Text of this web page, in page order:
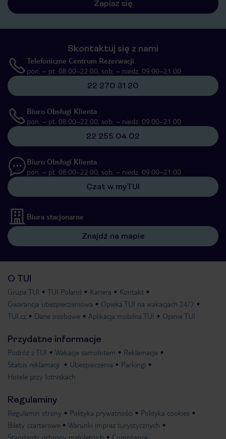
Zapisz się
Skontaktuj się z nami
Telefoniczne Centrum Rezerwacji
pon. – pt. 08:00–22:00, sob. – niedz. 09:00–21:00
22 270 31 20
Biuro Obsługi Klienta
pon. – pt. 08:00–22:00, sob. – niedz. 09:00–21:00
22 255 04 02
Biuro Obsługi Klienta
pon. – pt. 08:00–22:00, sob. – niedz. 09:00–21:00
Czat w myTUI
Biura stacjonarne
Znajdź na mapie
O TUI
Grupa TUI TUI Poland Kariera
Kontakt
Gwarancja ubezpieczeniowa
Opieka TUI na wakacjach 24/7
TUI.cz
Dane osobowe Aplikacja mobilna TUI Opinie TUI
Przydatne informacje
Podróż z TUI Wakacje samolotem
Reklamacje
Status reklamacji
Ubezpieczenia
Parkingi
Hotele przy lotniskach
Regulaminy
Regulamin strony Polityka prywatności
Polityka cookies
Bilety czarterowe
Warunki imprez turystycznych
Standardy ochrony małoletnich
Compliance